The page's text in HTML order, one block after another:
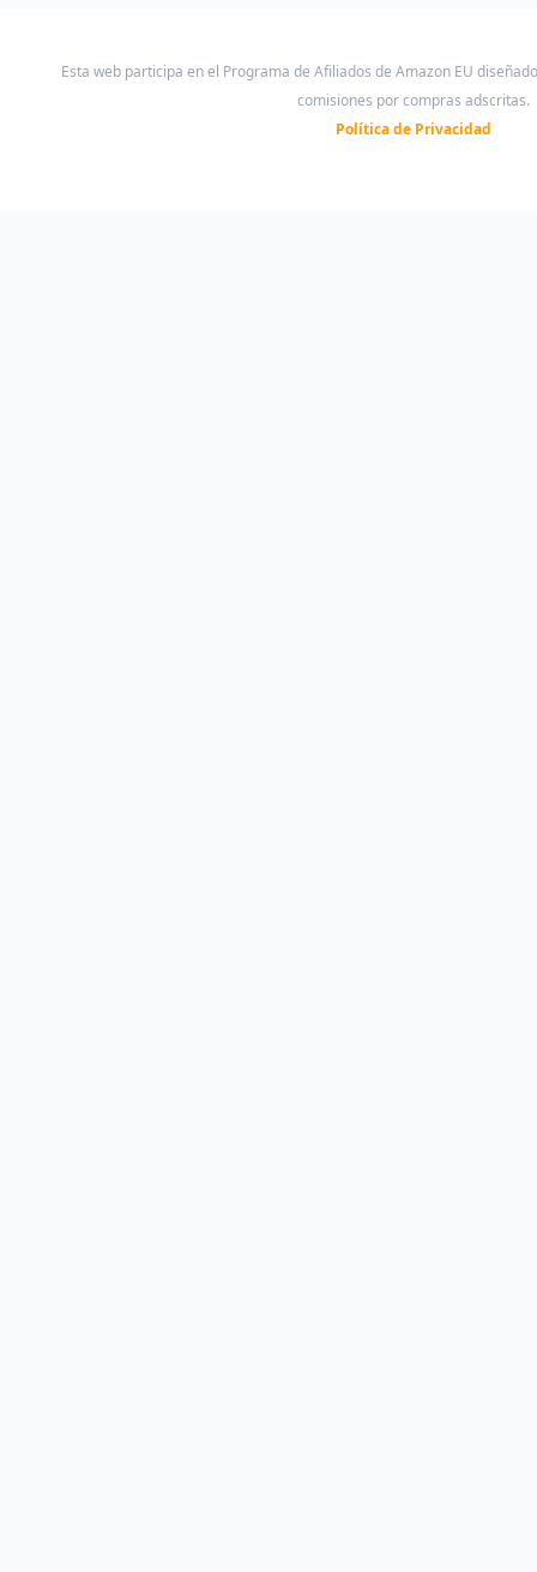
Esta web participa en el Programa de Afiliados de Amazon EU
comisiones por compras adscritas.
Política de Privacidad